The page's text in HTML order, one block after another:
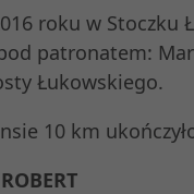
roku w Stoczku
patronatem:
Łukowskiego.
10 km